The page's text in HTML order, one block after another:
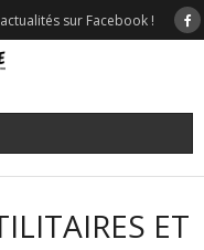
sur Facebook !
ET